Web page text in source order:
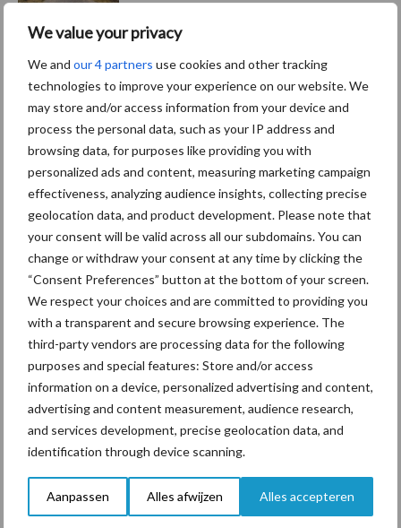
We value your privacy
We and our 4 partners use cookies and other tracking
technologies to improve your experience on our website. We
may store and/or access information from your device and
process the personal data, such as your IP address and
browsing data, for purposes like providing you with
personalized ads and content, measuring marketing campaign
effectiveness, analyzing audience insights, collecting precise
geolocation data, and product development. Please note that
your consent will be valid across all our subdomains. You can
change or withdraw your consent at any time by clicking the
“Consent Preferences” button at the bottom of your screen.
We respect your choices and are committed to providing you
with a transparent and secure browsing experience. The
third-party vendors are processing data for the following
purposes and special features: Store and/or access
information on a device, personalized advertising and content,
advertising and content measurement, audience research,
and services development, precise geolocation data, and
identification through device scanning.
Aanpassen Alles afwijzen Alles accepteren
Primaire
Recent nieuws
6 aug
Tien praktische tips voor een
langere levensduur
Themapagina's
Diergezondheid Bemesting Fokkerij
Beregening Bijproducten
Toon meer